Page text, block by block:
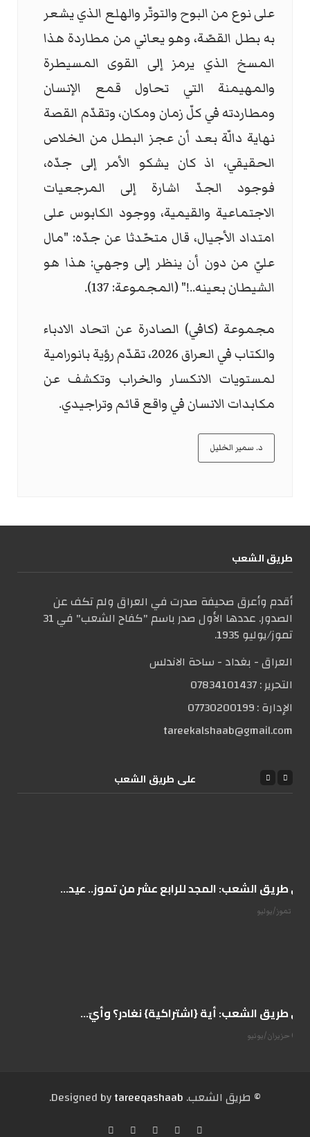
على نوع من البوح والتوتّر والهلع الذي يشعر
به بطل القصّة، وهو يعاني من مطاردة هذا
المسخ الذي يرمز إلى القوى المسيطرة
والمهيمنة التي تحاول قمع الإنسان
ومطاردته في كلّ زمان ومكان، وتقدّم القصة
نهاية دالّة بعد أن عجز البطل من الخلاص
الحقيقي، اذ كان يشكو الأمر إلى جدّه،
فوجود الجدّ اشارة إلى المرجعيات
الاجتماعية والقيمية، ووجود الكابوس على
امتداد الأجيال، قال متحّدثا عن جدّه: "مال
عليّ من دون أن ينظر إلى وجهي: هذا هو
الشيطان بعينه..!" (المجموعة: 137).
مجموعة (كافي) الصادرة عن اتحاد الادباء
والكتاب في العراق 2026، تقدّم رؤية بانورامية
لمستويات الانكسار والخراب وتكشف عن
مكابدات الانسان في واقع قائم وتراجيدي.
د. سمير الخليل
طریق الشعب
أقدم وأعرق صحيفة صدرت في العراق ولم تكف عن
الصدور. عددها الأول صدر باسم "كفاح الشعب" في 31
تموز/يوليو 1935.
العراق - بغداد - ساحة الاندلس
التحریر :07834101437
الإدارة :07730200199
tareekalshaab@gmail.com
علی طریق الشعب
على طريق الشعب: المجد للرابع عشر من تموز.. عيد...
على طريق الشعب: أية {اشتراكية} نغادر؟ وأيّ...
07 حزيران/يونيو
© طریق الشعب. Designed by tareeqashaab
.